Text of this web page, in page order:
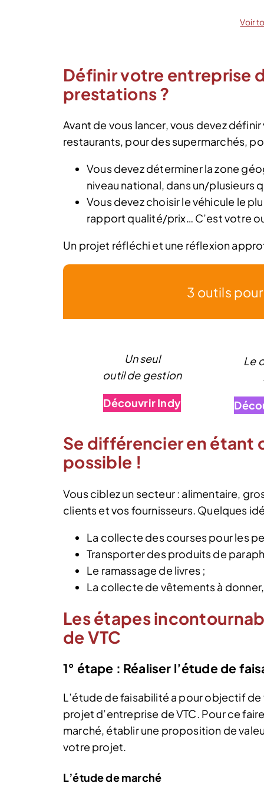
Voir
Définir votre entreprise
prestations ?
Avant de vous lancer, vous devez
restaurants, pour des supermarchés,
Vous devez déterminer la zone
niveau national, dans un/plusieurs
Vous devez choisir le véhicule le
rapport qualité/prix… C’est votre
Un projet réfléchi et une réflexion
3 outils
Un seul
outil de gestion
Découvrir Indy
Le
Se différencier en étant
possible !
Vous ciblez un secteur : alimentaire,
clients et vos fournisseurs. Quelques
La collecte des courses pour les
Transporter des produits de
Le ramassage de livres ;
La collecte de vêtements à
Les étapes
de VTC
1° étape : Réaliser l’étude de
L’étude de faisabilité a pour objectif
projet d’entreprise de VTC. Pour ce
marché, établir une proposition de
votre projet.
L’étude de marché